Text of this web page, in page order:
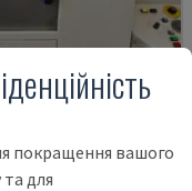
покращення вашого
для